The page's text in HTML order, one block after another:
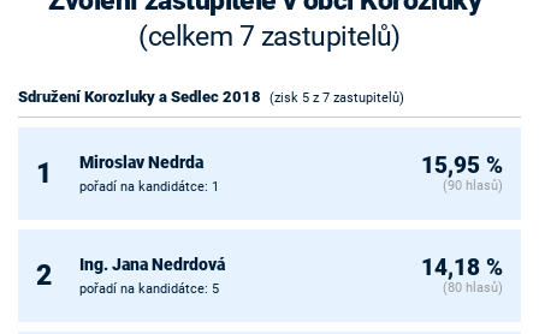
(celkem 7 zastupitelů)
Sdružení Korozluky a Sedlec 2018 (zisk 5 z 7 zastupitelů)
1 Miroslav Nedrda
pořadí na kandidátce: 1
15,95 %
(90 hlasů)
2 Ing. Jana Nedrdová
pořadí na kandidátce: 5
14,18 %
(80 hlasů)